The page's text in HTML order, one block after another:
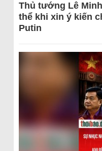
Thủ tướng Lê
thể khi xin ý kiến
Putin